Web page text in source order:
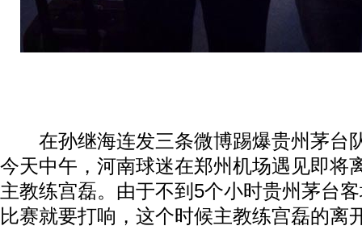
在孙继海连发三条微博踢爆贵州茅台
今天中午，河南球迷在郑州机场遇见即将
主教练宫磊。由于不到5个小时贵州茅台
比赛就要打响，这个时候主教练宫磊的离